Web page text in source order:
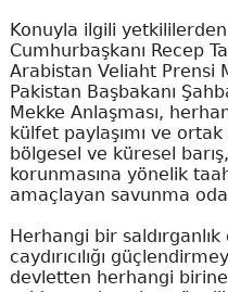
Konuyla ilgili
Cumhurbaşkanı Recep
Arabistan Veliaht Prensi
Pakistan Başbakanı
Mekke Anlaşması,
külfet paylaşımı ve
bölgesel ve küresel
korunmasına yönelik
amaçlayan savunma
Herhangi bir
caydırıcılığı
devletten herhangi